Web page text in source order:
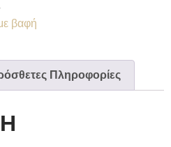
βαφή
Πληροφορίες